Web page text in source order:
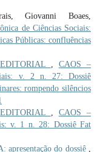
Giovanni Boaes,
de Ciências Sociais:
Públicas: confluências
EDITORIAL , CAOS –
v. 2 n. 27: Dossiê
rompendo silêncios
EDITORIAL , CAOS –
v. 1 n. 28: Dossiê Fat
do dossiê ,